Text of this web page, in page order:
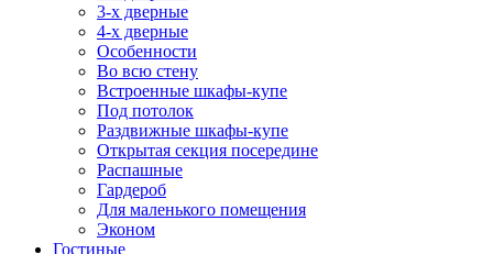
3-х дверные
4-х дверные
Особенности
Во всю стену
Встроенные шкафы-купе
Под потолок
Раздвижные шкафы-купе
Открытая секция посередине
Распашные
Гардероб
Для маленького помещения
Эконом
Гостиные